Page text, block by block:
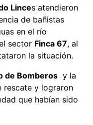
Linces atendieron
de bañistas
en el río
sector Finca 67, al
la situación.
de Bomberos y la
rescate y lograron
que habían sido